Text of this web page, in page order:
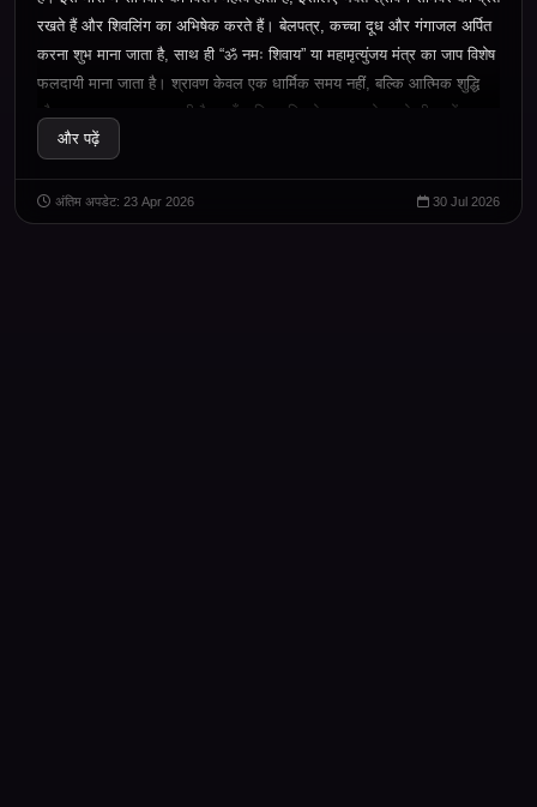
रखते हैं और शिवलिंग का अभिषेक करते हैं। बेलपत्र, कच्चा दूध और गंगाजल अर्पित
करना शुभ माना जाता है, साथ ही “ॐ नमः शिवाय” या महामृत्युंजय मंत्र का जाप विशेष
फलदायी माना जाता है। श्रावण केवल एक धार्मिक समय नहीं, बल्कि आत्मिक शुद्धि
और अनुशासन का अवसर भी है, जहाँ व्यक्ति भक्ति के माध्यम से अपने जीवन में
संतुलन और शांति स्थापित करने का प्रयास करता है।
और पढ़ें
अंतिम अपडेट: 23 Apr 2026 30 Jul 2026